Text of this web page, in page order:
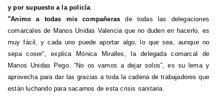
y por supuesto a la policía.
“Animo a todas mis compañeras de todas las delegaciones
comarcales de Manos Unidas Valencia que no duden en hacerlo, es
muy fácil, y cada uno puede aportar algo, lo que sea, aunque no
sepa coser”, explica Mónica Miralles, la delegada comarcal de
Manos Unidas Pego. “No os vamos a dejar solos”, es su lema y
aprovecha para dar las gracias a toda la cadena de trabajadores que
están luchando para sacarnos de esta crisis sanitaria.